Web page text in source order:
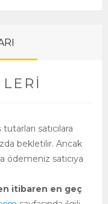
satıcılara
bekletilir. Ancak
ödemeniz satıcıya
itibaren en geç